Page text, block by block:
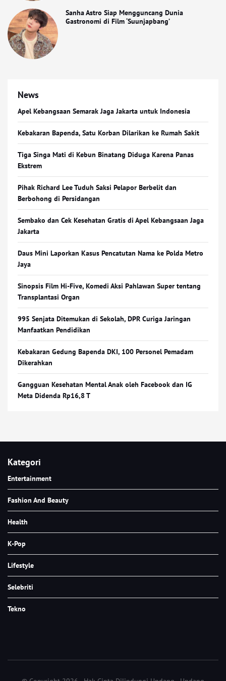
Sanha Astro Siap Mengguncang Dunia
Gastronomi di Film ‘Suunjapbang’
News
Apel Kebangsaan Semarak Jaga Jakarta untuk Indonesia
Kebakaran Bapenda, Satu Korban Dilarikan ke Rumah Sakit
Tiga Singa Mati di Kebun Binatang Diduga Karena Panas
Ekstrem
Pihak Richard Lee Tuduh Saksi Pelapor Berbelit dan
Berbohong di Persidangan
Sembako dan Cek Kesehatan Gratis di Apel Kebangsaan Jaga
Jakarta
Daus Mini Laporkan Kasus Pencatutan Nama ke Polda Metro
Jaya
Sinopsis Film Hi-Five, Komedi Aksi Pahlawan Super tentang
Transplantasi Organ
995 Senjata Ditemukan di Sekolah, DPR Curiga Jaringan
Manfaatkan Pendidikan
Kebakaran Gedung Bapenda DKI, 100 Personel Pemadam
Dikerahkan
Gangguan Kesehatan Mental Anak oleh Facebook dan IG
Meta Didenda Rp16,8 T
Kategori
Entertainment
Fashion And Beauty
Health
K-Pop
Lifestyle
Selebriti
Tekno